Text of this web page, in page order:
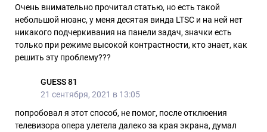
Очень внимательно прочитал статью, но есть такой
небольшой нюанс, у меня десятая винда LTSC и на ней нет
никакого подчеркивания на панели задач, значки есть
только при режиме высокой контрастности, кто знает, как
решить эту проблему???
GUESS 81
21 сентября, 2021 в 13:05
попробовал я этот способ, не помог, после отклюения
телевизора опера улетела далеко за края экрана, думал